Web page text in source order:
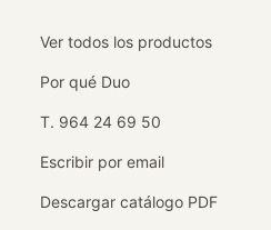
Ver todos los productos
Por qué Duo
T. 964 24 69 50
Escribir por email
Descargar catálogo PDF